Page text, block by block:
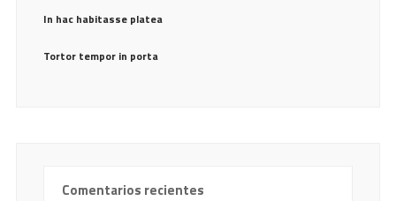
In hac habitasse platea
Tortor tempor in porta
Comentarios recientes